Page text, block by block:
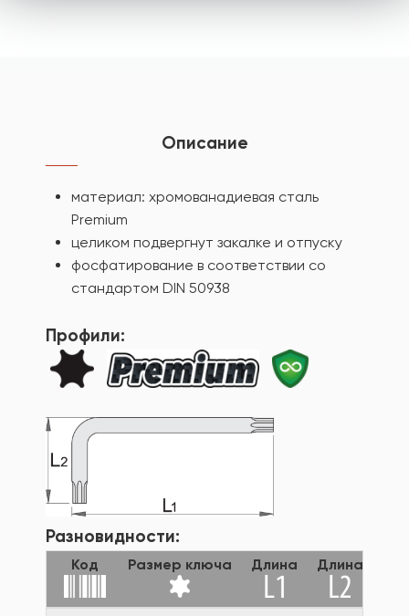
Описание
материал: хромованадиевая сталь
Premium
целиком подвергнут закалке и отпуску
фосфатирование в соответствии со
стандартом DIN 50938
Профили:
Разновидности:
Код Размер ключа Длина Длина